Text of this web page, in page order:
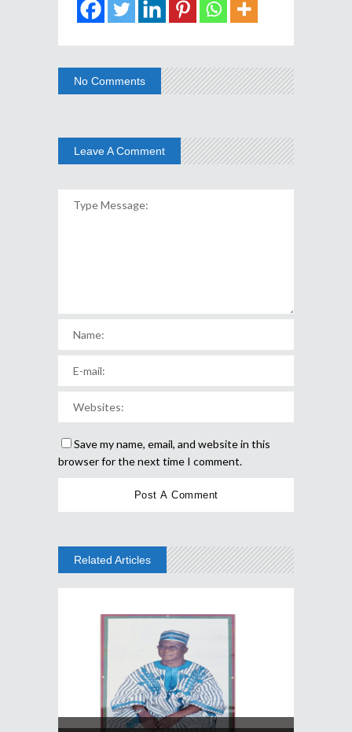
No Comments
Leave A Comment
Save my name, email, and website in this
browser for the next time I comment.
Related Articles